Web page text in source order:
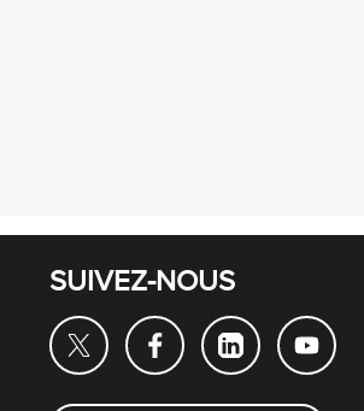
SUIVEZ-NOUS